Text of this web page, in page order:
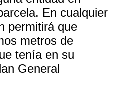
En cualquier
permitirá que
metros de
tenía en su
General